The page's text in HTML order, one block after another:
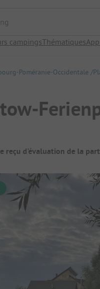
campingsThématiquesApp
Poméranie-Occidentale
reçu d'évaluation de la